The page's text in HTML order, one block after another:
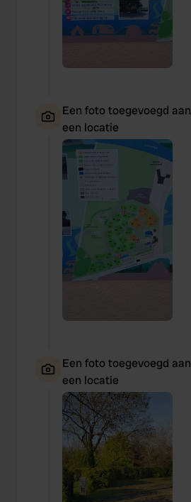
Een foto toegevoegd aan
een locatie
Een foto toegevoegd aan
een locatie